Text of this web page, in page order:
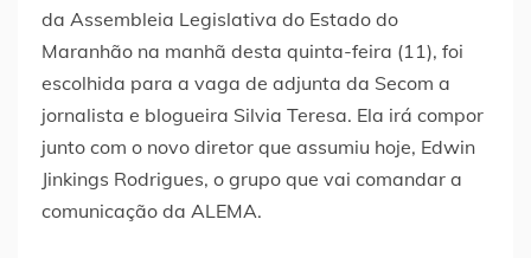
da Assembleia Legislativa do Estado do
Maranhão na manhã desta quinta-feira (11), foi
escolhida para a vaga de adjunta da Secom a
jornalista e blogueira Silvia Teresa. Ela irá compor
junto com o novo diretor que assumiu hoje, Edwin
Jinkings Rodrigues, o grupo que vai comandar a
comunicação da ALEMA.